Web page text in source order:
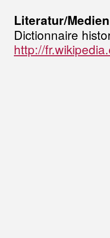
Literatur/Medien
Dictionnaire
http://